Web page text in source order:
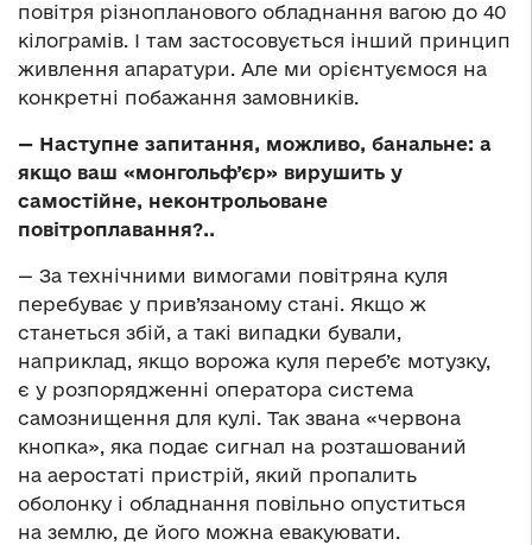
повітря різнопланового обладнання вагою до 40
кілограмів. І там застосовується інший принцип
живлення апаратури. Але ми орієнтуємося на
конкретні побажання замовників.
— Наступне запитання, можливо, банальне: а
якщо ваш «монгольф’єр» вирушить у
самостійне, неконтрольоване
повітроплавання?..
— За технічними вимогами повітряна куля
перебуває у прив’язаному стані. Якщо ж
станеться збій, а такі випадки бували,
наприклад, якщо ворожа куля переб’є мотузку,
є у розпорядженні оператора система
самознищення для кулі. Так звана «червона
кнопка», яка подає сигнал на розташований
на аеростаті пристрій, який пропалить
оболонку і обладнання повільно опуститься
на землю, де його можна евакуювати.